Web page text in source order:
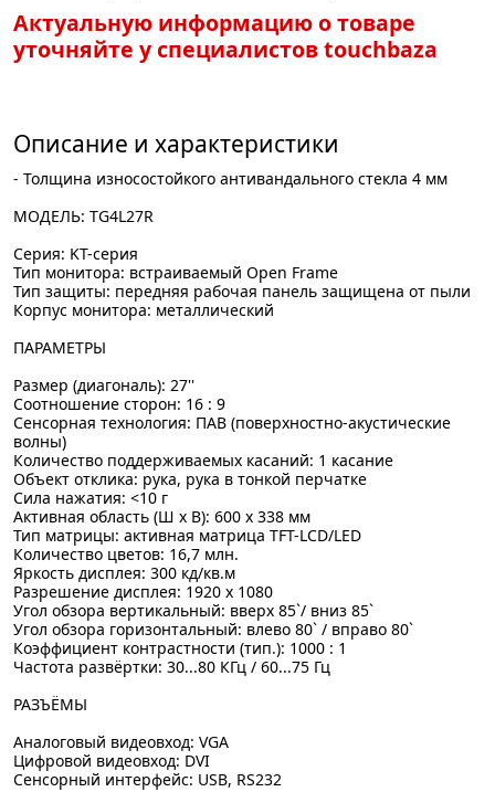
Актуальную информацию о товаре
уточняйте у специалистов touchbaza
Описание и характеристики
- Толщина износостойкого антивандального стекла 4 мм
МОДЕЛЬ: TG4L27R
Серия: KT-серия
Тип монитора: встраиваемый Open Frame
Тип защиты: передняя рабочая панель защищена от пыли
Корпус монитора: металлический
ПАРАМЕТРЫ
Размер (диагональ): 27''
Соотношение сторон: 16 : 9
Сенсорная технология: ПАВ (поверхностно-акустические
волны)
Количество поддерживаемых касаний: 1 касание
Объект отклика: рука, рука в тонкой перчатке
Сила нажатия: <10 г
Активная область (Ш x В): 600 x 338 мм
Тип матрицы: активная матрица TFT-LCD/LED
Количество цветов: 16,7 млн.
Яркость дисплея: 300 кд/кв.м
Разрешение дисплея: 1920 x 1080
Угол обзора вертикальный: вверх 85`/ вниз 85`
Угол обзора горизонтальный: влево 80` / вправо 80`
Коэффициент контрастности (тип.): 1000 : 1
Частота развёртки: 30...80 КГц / 60...75 Гц
РАЗЪЁМЫ
Аналоговый видеовход: VGA
Цифровой видеовход: DVI
Сенсорный интерфейс: USB, RS232